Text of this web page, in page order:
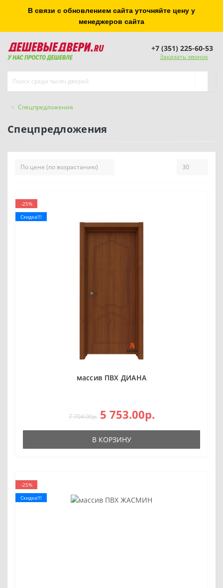
В связи с обновлением сайта уточняйте цену у
менеджеров сайта
+7 (351) 225-60-53
Заказать звонок
Спецпредложения
Спецпредложения
-25%
Скидка!!!
массив ПВХ ДИАНА
7 704.00р. 5 753.00р.
В КОРЗИНУ
-25%
Скидка!!!